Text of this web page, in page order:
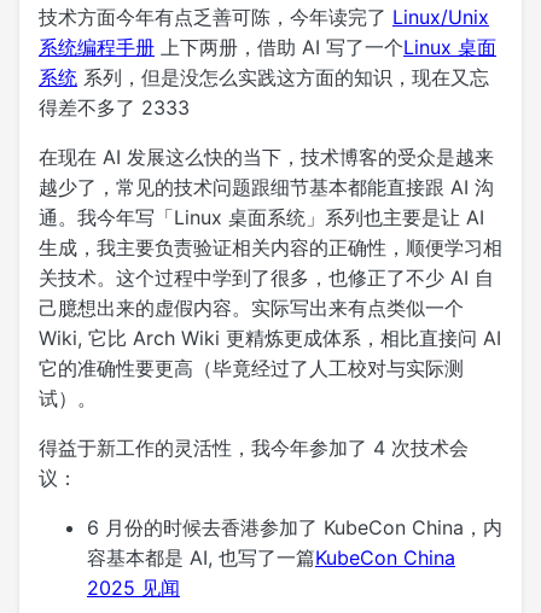
技术方面今年有点乏善可陈，今年读完了 Linux/Unix
系统编程手册 上下两册，借助 AI 写了一个Linux 桌面
系统 系列，但是没怎么实践这方面的知识，现在又忘
得差不多了 2333
在现在 AI 发展这么快的当下，技术博客的受众是越来
越少了，常见的技术问题跟细节基本都能直接跟 AI 沟
通。我今年写「Linux 桌面系统」系列也主要是让 AI
生成，我主要负责验证相关内容的正确性，顺便学习相
关技术。这个过程中学到了很多，也修正了不少 AI 自
己臆想出来的虚假内容。实际写出来有点类似一个
Wiki, 它比 Arch Wiki 更精炼更成体系，相比直接问 AI
它的准确性要更高（毕竟经过了人工校对与实际测
试）。
得益于新工作的灵活性，我今年参加了 4 次技术会
议：
6 月份的时候去香港参加了 KubeCon China，内
容基本都是 AI, 也写了一篇KubeCon China
2025 见闻